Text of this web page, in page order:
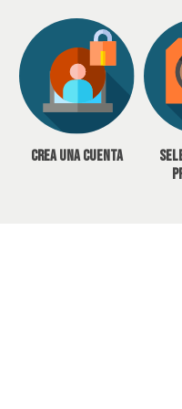
Crea una cuenta